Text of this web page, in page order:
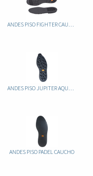
ANDES PISO FIGHTER CAUCHO
ANDES PISO JUPITER AQUAGRIP CAUCHO
ANDES PISO PADEL CAUCHO